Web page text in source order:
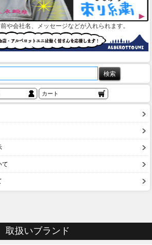
や会社名、メッセージなどが入れられます。
カート
て
取扱いブランド